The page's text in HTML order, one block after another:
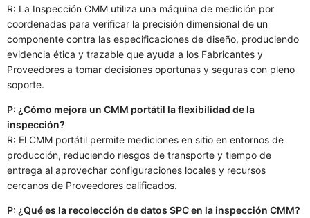
R: La Inspección CMM utiliza una máquina de medición por
coordenadas para verificar la precisión dimensional de un
componente contra las especificaciones de diseño, produciendo
evidencia ética y trazable que ayuda a los Fabricantes y
Proveedores a tomar decisiones oportunas y seguras con pleno
soporte.
P: ¿Cómo mejora un CMM portátil la flexibilidad de la
inspección?
R: El CMM portátil permite mediciones en sitio en entornos de
producción, reduciendo riesgos de transporte y tiempo de
entrega al aprovechar configuraciones locales y recursos
cercanos de Proveedores calificados.
P: ¿Qué es la recolección de datos SPC en la inspección CMM?